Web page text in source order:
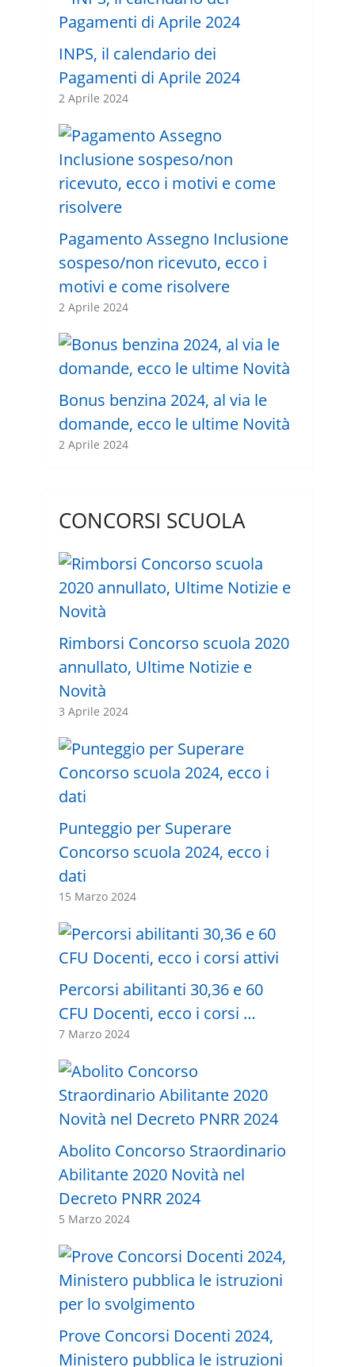
INPS, il calendario dei
Pagamenti di Aprile 2024
2 Aprile 2024
Pagamento Assegno Inclusione
sospeso/non ricevuto, ecco i
motivi e come risolvere
2 Aprile 2024
Bonus benzina 2024, al via le
domande, ecco le ultime Novità
2 Aprile 2024
CONCORSI SCUOLA
Rimborsi Concorso scuola 2020
annullato, Ultime Notizie e
Novità
3 Aprile 2024
Punteggio per Superare
Concorso scuola 2024, ecco i
dati
15 Marzo 2024
Percorsi abilitanti 30,36 e 60
CFU Docenti, ecco i corsi …
7 Marzo 2024
Abolito Concorso Straordinario
Abilitante 2020 Novità nel
Decreto PNRR 2024
5 Marzo 2024
Prove Concorsi Docenti 2024,
Ministero pubblica le istruzioni